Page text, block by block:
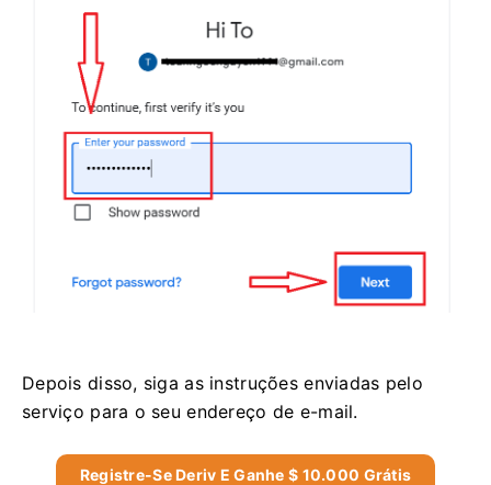
Depois disso, siga as instruções enviadas pelo
serviço para o seu endereço de e-mail.
Registre-Se Deriv E Ganhe $ 10.000 Grátis